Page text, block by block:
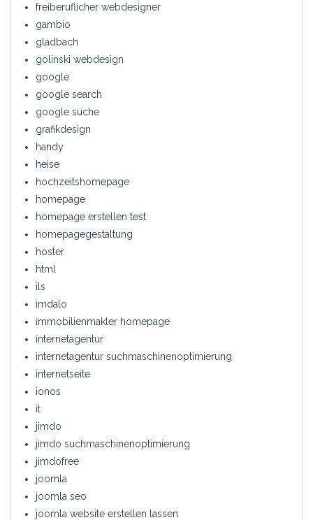
freiberuflicher webdesigner
gambio
gladbach
golinski webdesign
google
google search
google suche
grafikdesign
handy
heise
hochzeitshomepage
homepage
homepage erstellen test
homepagegestaltung
hoster
html
ils
imdalo
immobilienmakler homepage
internetagentur
internetagentur suchmaschinenoptimierung
internetseite
ionos
it
jimdo
jimdo suchmaschinenoptimierung
jimdofree
joomla
joomla seo
joomla website erstellen lassen